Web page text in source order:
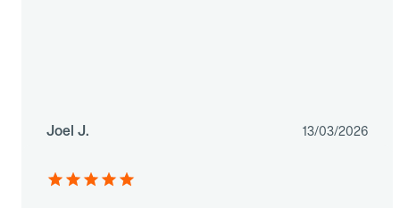
Joel J. 13/03/2026